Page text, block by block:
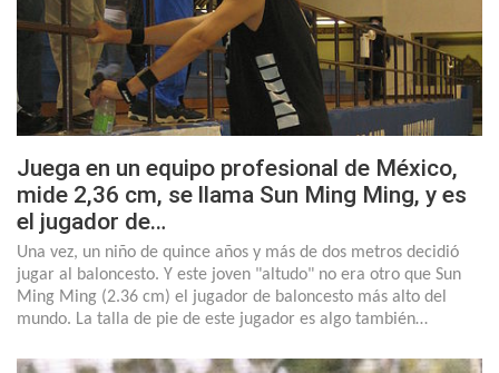
Juega en un equipo profesional de México,
mide 2,36 cm, se llama Sun Ming Ming, y es
el jugador de…
Una vez, un niño de quince años y más de dos metros decidió
jugar al baloncesto. Y este joven "altudo" no era otro que Sun
Ming Ming (2.36 cm) el jugador de baloncesto más alto del
mundo. La talla de pie de este jugador es algo también…